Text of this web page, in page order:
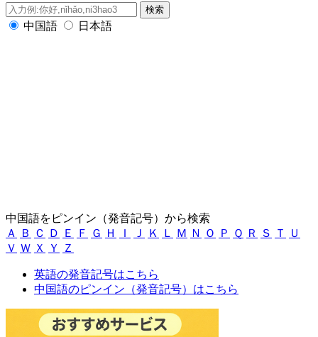
中国語 日本語
中国語をピンイン（発音記号）から検索
Ａ
Ｂ Ｃ Ｄ Ｅ Ｆ Ｇ Ｈ Ｉ Ｊ Ｋ Ｌ Ｍ Ｎ Ｏ Ｐ Ｑ Ｒ Ｓ Ｔ
Ｕ
Ｖ Ｗ Ｘ Ｙ Ｚ
英語の発音記号はこちら
中国語のピンイン（発音記号）はこちら